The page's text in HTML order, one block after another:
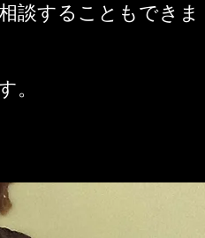
談することもできま
。